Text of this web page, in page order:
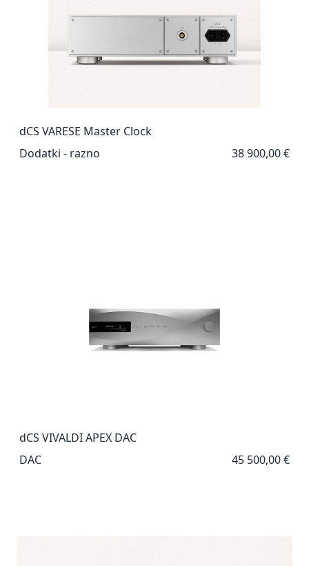
dCS VARESE Master Clock
Dodatki - razno
38 900,00 €
dCS VIVALDI APEX DAC
DAC
45 500,00 €